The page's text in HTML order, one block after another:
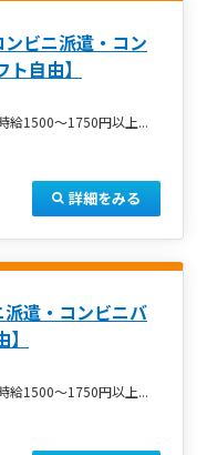
ビニ派遣・コン
自由】
給1500～1750円以上...
詳細をみる
遣・コンビニバ
給1500～1750円以上...